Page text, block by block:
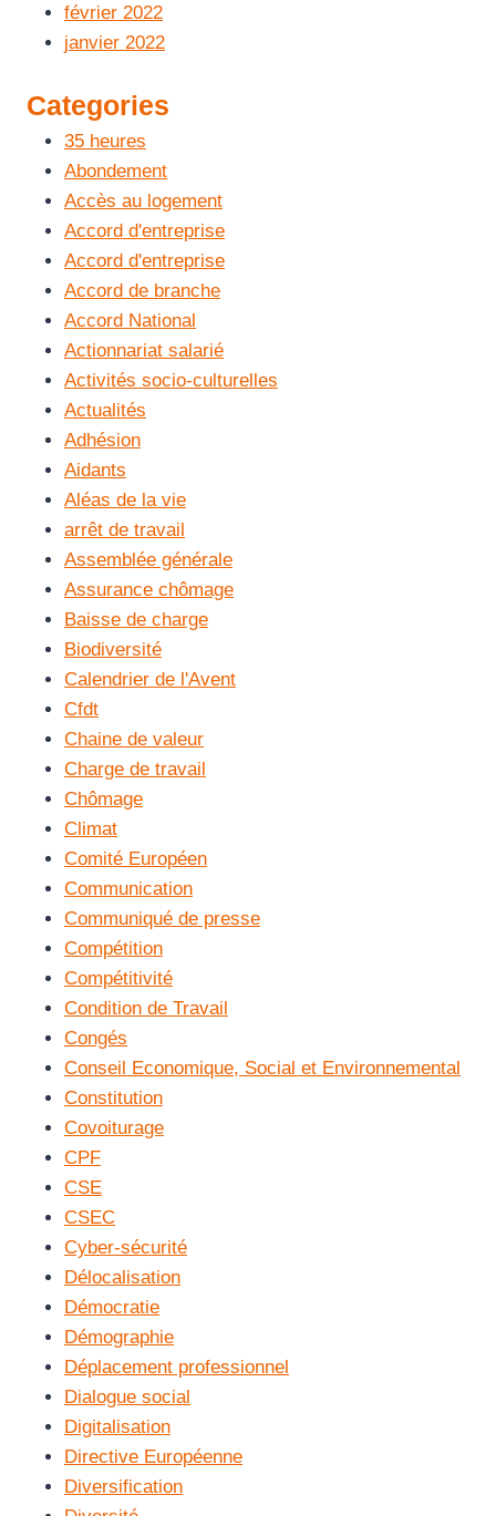
février 2022
janvier 2022
Categories
35 heures
Abondement
Accès au logement
Accord d'entreprise
Accord d'entreprise
Accord de branche
Accord National
Actionnariat salarié
Activités socio-culturelles
Actualités
Adhésion
Aidants
Aléas de la vie
arrêt de travail
Assemblée générale
Assurance chômage
Baisse de charge
Biodiversité
Calendrier de l'Avent
Cfdt
Chaine de valeur
Charge de travail
Chômage
Climat
Comité Européen
Communication
Communiqué de presse
Compétition
Compétitivité
Condition de Travail
Congés
Conseil Economique, Social et Environnemental
Constitution
Covoiturage
CPF
CSE
CSEC
Cyber-sécurité
Délocalisation
Démocratie
Démographie
Déplacement professionnel
Dialogue social
Digitalisation
Directive Européenne
Diversification